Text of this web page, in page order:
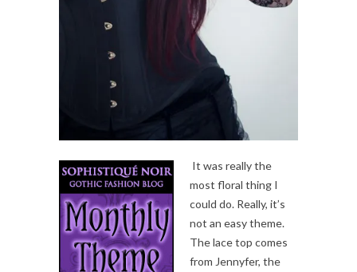
It was really the
most floral thing I
could do. Really, it’s
not an easy theme.
The lace top comes
from Jennyfer, the